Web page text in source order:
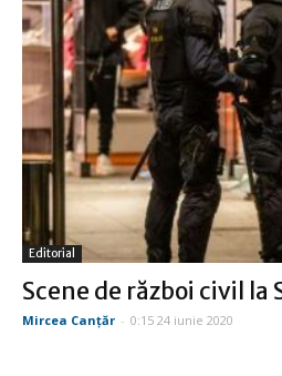
Editorial
Scene de război civil
Mircea Canţăr - 0:15 24 iunie 2020